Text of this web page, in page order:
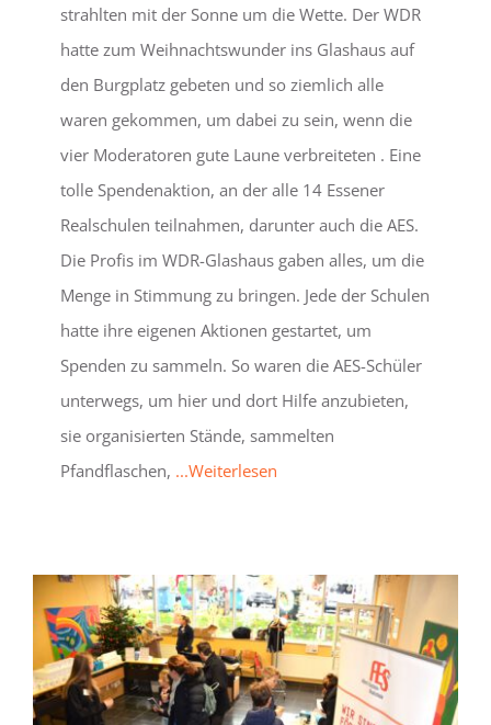
strahlten mit der Sonne um die Wette. Der WDR
hatte zum Weihnachtswunder ins Glashaus auf
den Burgplatz gebeten und so ziemlich alle
waren gekommen, um dabei zu sein, wenn die
vier Moderatoren gute Laune verbreiteten . Eine
tolle Spendenaktion, an der alle 14 Essener
Realschulen teilnahmen, darunter auch die AES.
Die Profis im WDR-Glashaus gaben alles, um die
Menge in Stimmung zu bringen. Jede der Schulen
hatte ihre eigenen Aktionen gestartet, um
Spenden zu sammeln. So waren die AES-Schüler
unterwegs, um hier und dort Hilfe anzubieten,
sie organisierten Stände, sammelten
Pfandflaschen, ...Weiterlesen